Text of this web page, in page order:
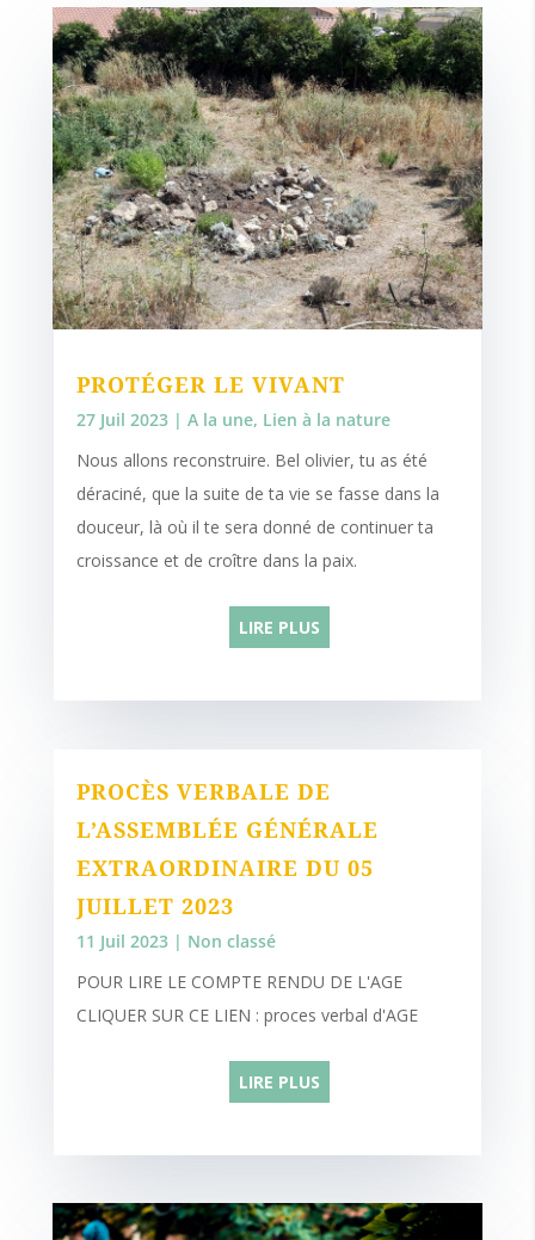
PROTÉGER LE VIVANT
27 Juil 2023| A la une, Lien à la nature
Nous allons reconstruire. Bel olivier, tu as été
déraciné, que la suite de ta vie se fasse dans la
douceur, là où il te sera donné de continuer ta
croissance et de croître dans la paix.
LIRE PLUS
PROCÈS VERBALE DE
L’ASSEMBLÉE GÉNÉRALE
EXTRAORDINAIRE DU 05
JUILLET 2023
11 Juil 2023| Non classé
POUR LIRE LE COMPTE RENDU DE L'AGE
CLIQUER SUR CE LIEN : proces verbal d'AGE
LIRE PLUS